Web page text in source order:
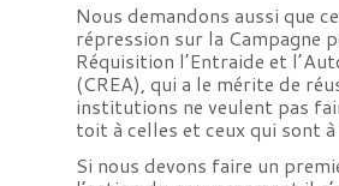
Nous demandons aussi que
répression sur la Campagne
Réquisition l’Entraide et
(CREA), qui a le mérite de
institutions ne veulent pas
toit à celles et ceux qui sont
Si nous devons faire un